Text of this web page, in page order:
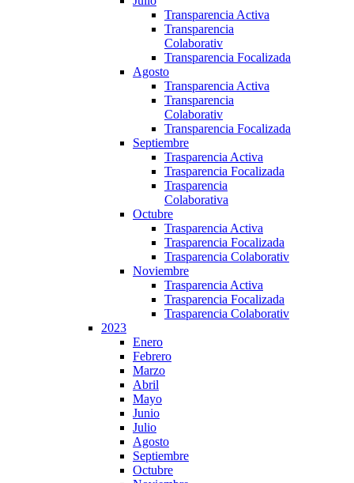
Transparencia Activa
Transparencia
Colaborativ
Transparencia Focalizada
Agosto
Transparencia Activa
Transparencia
Colaborativ
Transparencia Focalizada
Septiembre
Trasparencia Activa
Trasparencia Focalizada
Trasparencia
Colaborativa
Octubre
Trasparencia Activa
Trasparencia Focalizada
Trasparencia Colaborativ
Noviembre
Trasparencia Activa
Trasparencia Focalizada
Trasparencia Colaborativ
2023
Enero
Febrero
Marzo
Abril
Mayo
Junio
Julio
Agosto
Septiembre
Octubre